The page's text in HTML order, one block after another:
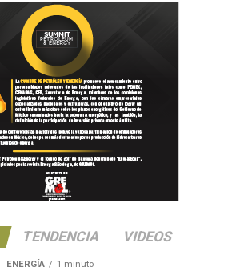
TENDENCIA VIDEOS
ENERGÍA 1 minuto